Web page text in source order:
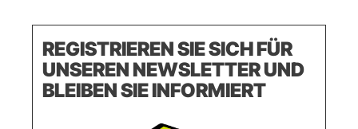
REGISTRIEREN SIE SICH FÜR
UNSEREN NEWSLETTER UND
BLEIBEN SIE INFORMIERT